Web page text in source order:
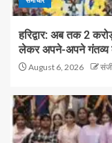
हरिद्वार: अब तक 2
लेकर अपने-अपने गंतव्य
August 6, 2026